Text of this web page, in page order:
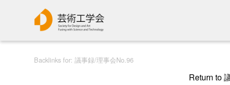
Backlinks for: 議事録/理事会No.96
Return to